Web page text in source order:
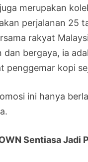
merupakan
perjalanan 25
rakyat
dan bergaya, ia
penggemar kopi
ini hanya
Sentiasa Jadi